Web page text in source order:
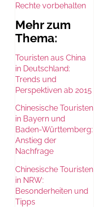
Rechte vorbehalten
Mehr zum
Thema:
Touristen aus China
in Deutschland:
Trends und
Perspektiven ab 2015
Chinesische Touristen
in Bayern und
Baden-Württemberg:
Anstieg der
Nachfrage
Chinesische Touristen
in NRW:
Besonderheiten und
Tipps